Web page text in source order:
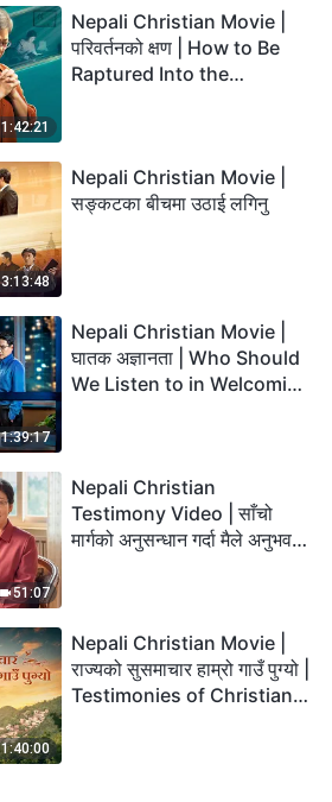
1:42:21
Nepali Christian Movie |
परिवर्तनको क्षण | How to Be
Raptured Into the
3:13:48
Nepali Christian Movie |
सङ्कटका बीचमा उठाई लगिनु
1:39:17
Nepali Christian Movie |
घातक अज्ञानता | Who Should
We Listen to in Welcoming
51:07
Nepali Christian
Testimony Video | साँचो
मार्गको अनुसन्धान गर्दा मैले अनुभव
1:40:00
Nepali Christian Movie |
राज्यको सुसमाचार हाम्रो गाउँ पुग्यो |
Testimonies of Christians